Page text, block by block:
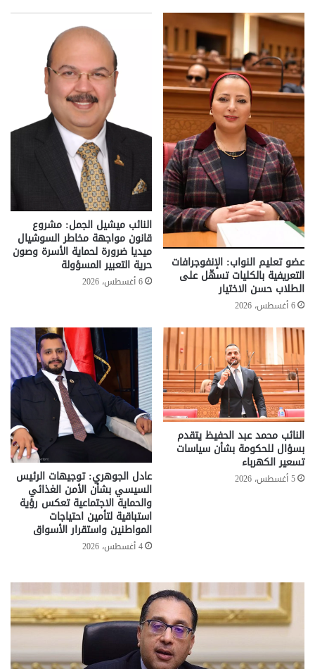
عضو تعليم النواب: الإنفوجرافات
التعريفية بالكليات تسهّل على
الطلاب حسن الاختيار
6 أغسطس، 2026
النائب ميشيل الجمل: مشروع
قانون مواجهة مخاطر السوشيال
ميديا ضرورة لحماية الأسرة وصون
حرية التعبير المسؤولة
6 أغسطس، 2026
النائب محمد عبد الحفيظ يتقدم
بسؤال للحكومة بشأن سياسات
تسعير الكهرباء
5 أغسطس، 2026 عادل الجوهري: توجيهات الرئيس
السيسي بشأن الأمن الغذائي
والحماية الاجتماعية تعكس رؤية
استباقية لتأمين احتياجات
المواطنين واستقرار الأسواق
4 أغسطس، 2026
تحركات
حكومية
لحسم
قانون
القديم..والبرلمان:
..